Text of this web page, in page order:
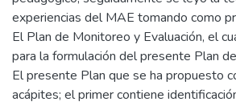
experiencias del MAE tomando como
El Plan de Monitoreo y Evaluación, el
para la formulación del presente Plan
El presente Plan que se ha propuesto
acápites; el primer contiene